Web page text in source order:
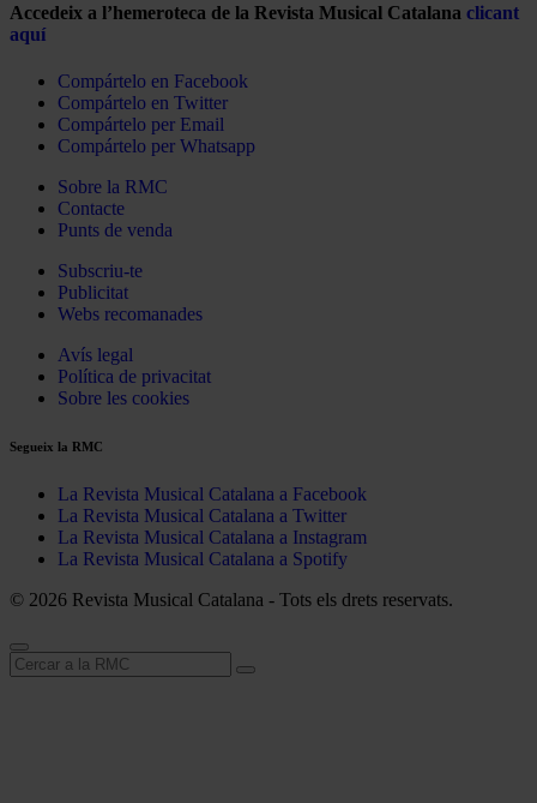
Accedeix a l’hemeroteca de la Revista Musical Catalana clicant
aquí
Compártelo en Facebook
Compártelo en Twitter
Compártelo per Email
Compártelo per Whatsapp
Sobre la RMC
Contacte
Punts de venda
Subscriu-te
Publicitat
Webs recomanades
Avís legal
Política de privacitat
Sobre les cookies
Segueix la RMC
La Revista Musical Catalana a Facebook
La Revista Musical Catalana a Twitter
La Revista Musical Catalana a Instagram
La Revista Musical Catalana a Spotify
© 2026 Revista Musical Catalana - Tots els drets reservats.
Cerca